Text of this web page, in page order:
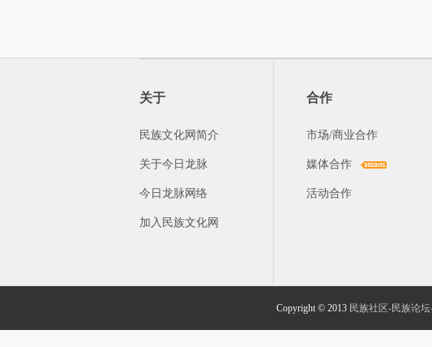
关于
民族文化网简介
关于今日龙脉
今日龙脉网络
加入民族文化网
合作
市场/商业合作
媒体合作
活动合作
Copyright © 2013 民族社区-民族论